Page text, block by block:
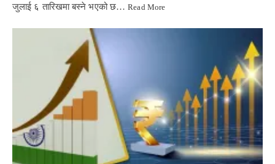
जुलाई ६ तारिखमा बस्ने भएको छ…Read More